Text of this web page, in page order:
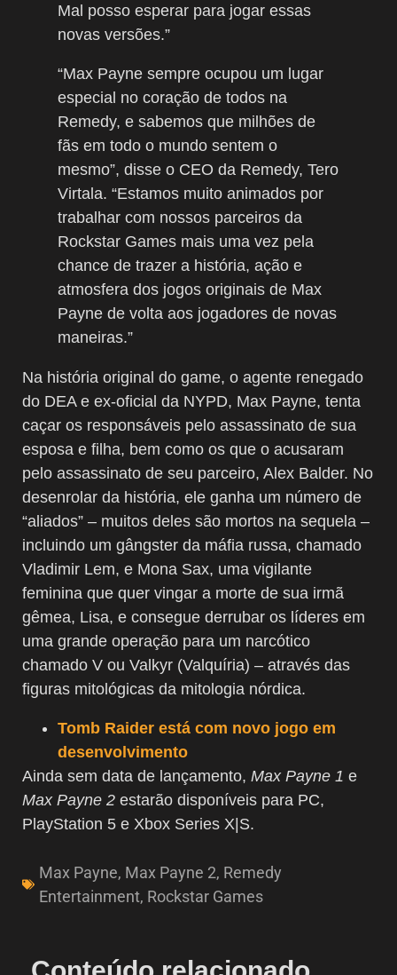
Mal posso esperar para jogar essas
novas versões.”
“Max Payne sempre ocupou um lugar
especial no coração de todos na
Remedy, e sabemos que milhões de
fãs em todo o mundo sentem o
mesmo”, disse o CEO da Remedy, Tero
Virtala. “Estamos muito animados por
trabalhar com nossos parceiros da
Rockstar Games mais uma vez pela
chance de trazer a história, ação e
atmosfera dos jogos originais de Max
Payne de volta aos jogadores de novas
maneiras.”
Na história original do game, o agente renegado
do DEA e ex-oficial da NYPD, Max Payne, tenta
caçar os responsáveis pelo assassinato de sua
esposa e filha, bem como os que o acusaram
pelo assassinato de seu parceiro, Alex Balder. No
desenrolar da história, ele ganha um número de
“aliados” – muitos deles são mortos na sequela –
incluindo um gângster da máfia russa, chamado
Vladimir Lem, e Mona Sax, uma vigilante
feminina que quer vingar a morte de sua irmã
gêmea, Lisa, e consegue derrubar os líderes em
uma grande operação para um narcótico
chamado V ou Valkyr (Valquíria) – através das
figuras mitológicas da mitologia nórdica.
Tomb Raider está com novo jogo em
desenvolvimento
Ainda sem data de lançamento, Max Payne 1 e
Max Payne 2 estarão disponíveis para PC,
PlayStation 5 e Xbox Series X|S.
Max Payne, Max Payne 2, Remedy
Entertainment, Rockstar Games